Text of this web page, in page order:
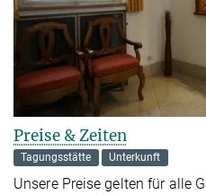
Preise & Zeiten
Tagungsstätte Unterkunft
Unsere Preise gelten für alle